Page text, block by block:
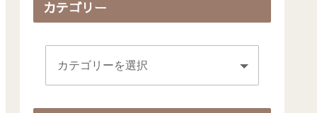
カテゴリー